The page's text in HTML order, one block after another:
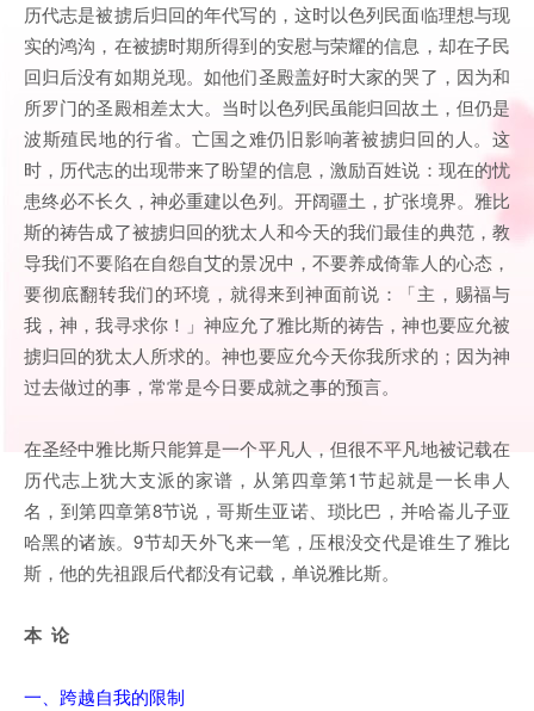
历代志是被掳后归回的年代写的，这时以色列民面临理想与现
实的鸿沟，在被掳时期所得到的安慰与荣耀的信息，却在子民
回归后没有如期兑现。如他们圣殿盖好时大家的哭了，因为和
所罗门的圣殿相差太大。当时以色列民虽能归回故土，但仍是
波斯殖民地的行省。亡国之难仍旧影响著被掳归回的人。这
时，历代志的出现带来了盼望的信息，激励百姓说：现在的忧
患终必不长久，神必重建以色列。开阔疆土，扩张境界。雅比
斯的祷告成了被掳归回的犹太人和今天的我们最佳的典范，教
导我们不要陷在自怨自艾的景况中，不要养成倚靠人的心态，
要彻底翻转我们的环境，就得来到神面前说：「主，赐福与
我，神，我寻求你！」神应允了雅比斯的祷告，神也要应允被
掳归回的犹太人所求的。神也要应允今天你我所求的；因为神
过去做过的事，常常是今日要成就之事的预言。
在圣经中雅比斯只能算是一个平凡人，但很不平凡地被记载在
历代志上犹大支派的家谱，从第四章第1节起就是一长串人
名，到第四章第8节说，哥斯生亚诺、琐比巴，并哈崙儿子亚
哈黑的诸族。9节却天外飞来一笔，压根没交代是谁生了雅比
斯，他的先祖跟后代都没有记载，单说雅比斯。
本 论
一、跨越自我的限制